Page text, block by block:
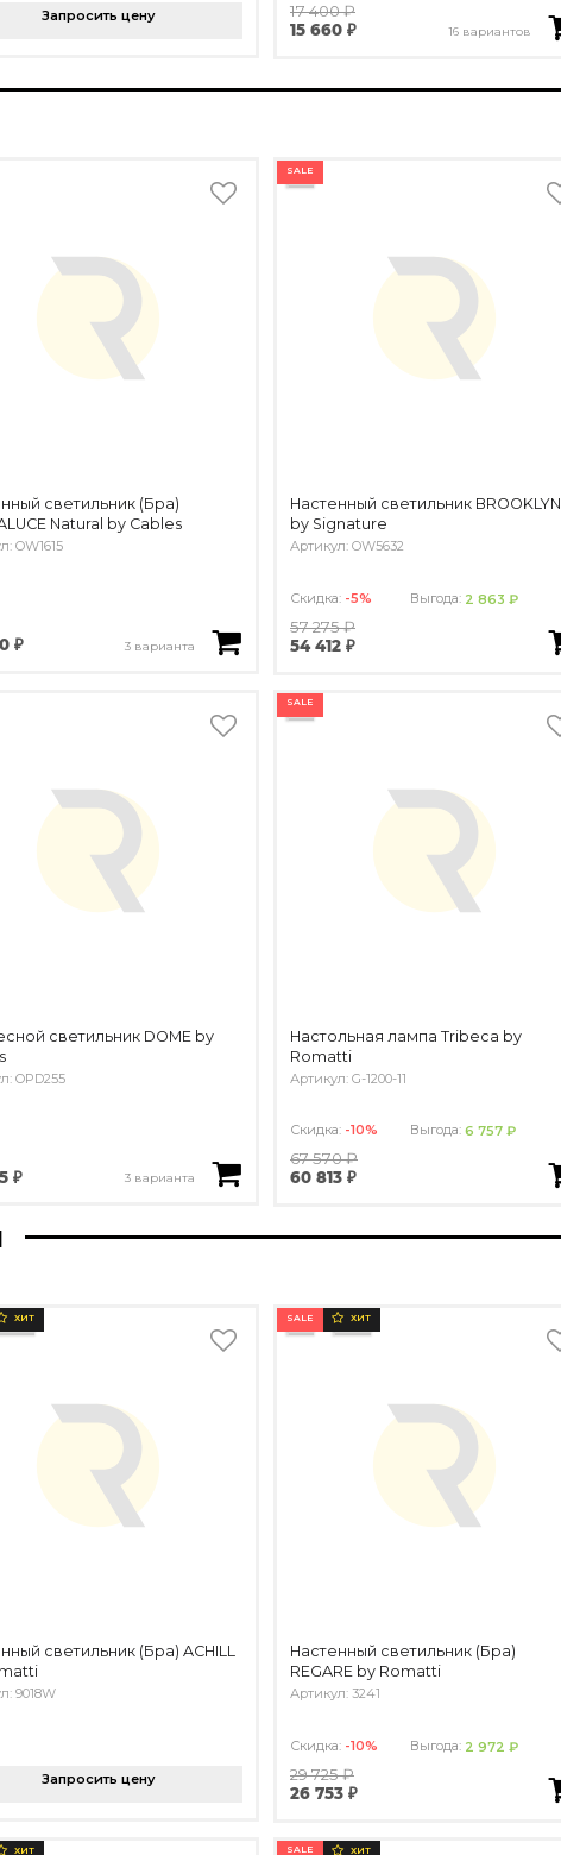
Запросить цену
17 400 ₽
15 660 ₽
16 вариантов
светильник (Бра)
Natural by Cables
OW1615
₽ 3 варианта
SALE
Настенный светильник BROOKLYN
by Signature
Артикул: OW5632
Скидка: -5% Выгода: 2 863 ₽
57 275 ₽
54 412 ₽
светильник DOME by
OPD255
₽ 3 варианта
SALE
Настольная лампа Tribeca by
Romatti
Артикул: G-1200-11
Скидка: -10% Выгода:6 757 ₽
67 570 ₽
60 813 ₽
ХИТ
светильник (Бра) ACHILL
9018W
Запросить цену
SALE ХИТ
Настенный светильник (Бра)
REGARE by Romatti
Артикул: 3241
Скидка: -10% Выгода: 2 972 ₽
29 725 ₽
26 753 ₽
ХИТ SALE ХИТ